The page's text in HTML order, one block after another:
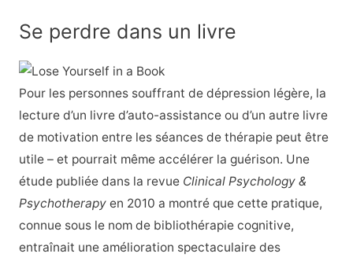
Se perdre dans un livre
Pour les personnes souffrant de dépression légère, la
lecture d’un livre d’auto-assistance ou d’un autre livre
de motivation entre les séances de thérapie peut être
utile – et pourrait même accélérer la guérison. Une
étude publiée dans la revue Clinical Psychology &
Psychotherapyen 2010 a montré que cette pratique,
connue sous le nom de bibliothérapie cognitive,
entraînait une amélioration spectaculaire des